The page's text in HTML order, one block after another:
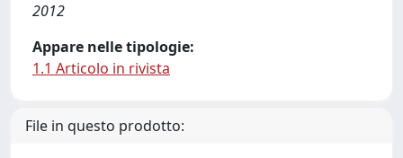
2012
Appare nelle tipologie:
1.1 Articolo in rivista
File in questo prodotto: